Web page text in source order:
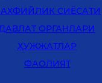
СИЁСАТИ
ОРГАНЛАРИ
ҲУЖЖАТЛАР
ФАОЛИЯТ